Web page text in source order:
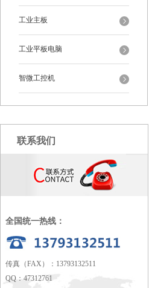
工业主板
工业平板电脑
智微工控机
联系我们
全国统一热线：
传真（FAX）：13793132511
QQ：47312761